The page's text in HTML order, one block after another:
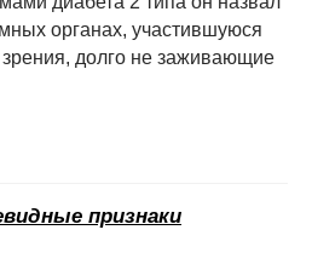
органах, участившуюся
долго не заживающие
признаки